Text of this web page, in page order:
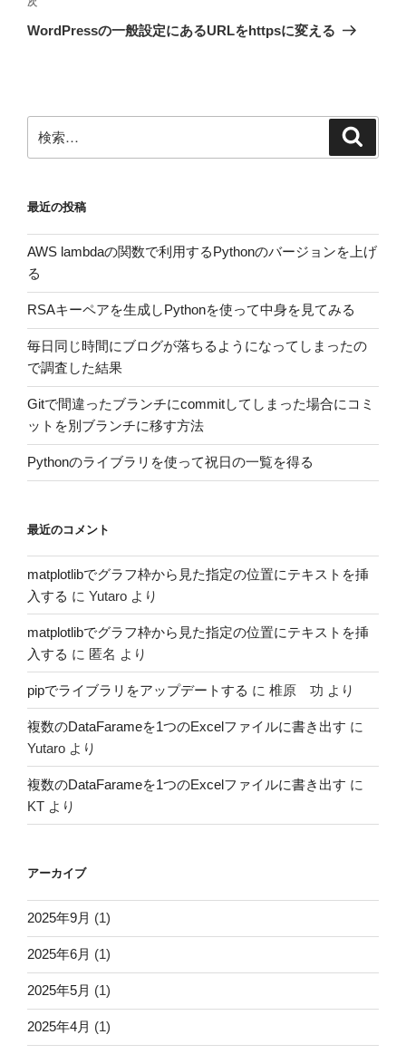
ゲ
ン
の
WordPressの一般設定にあるURLをhttpsに変える
索:
最近の投稿
AWS lambdaの関数で利用するPythonのバージョンを上げ
る
RSAキーペアを生成しPythonを使って中身を見てみる
毎日同じ時間にブログが落ちるようになってしまったの
で調査した結果
Gitで間違ったブランチにcommitしてしまった場合にコミ
ットを別ブランチに移す方法
Pythonのライブラリを使って祝日の一覧を得る
最近のコメント
matplotlibでグラフ枠から見た指定の位置にテキストを挿
入する に Yutaro より
matplotlibでグラフ枠から見た指定の位置にテキストを挿
入する に 匿名 より
pipでライブラリをアップデートする に 椎原 功 より
複数のDataFarameを1つのExcelファイルに書き出す に
Yutaro より
複数のDataFarameを1つのExcelファイルに書き出す に
KT より
アーカイブ
2025年9月 (1)
2025年6月 (1)
2025年5月 (1)
2025年4月 (1)